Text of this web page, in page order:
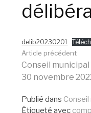
delib20230201
Lire
la
Article précédent
Conseil municipal
30 novembre
Publié dans Conseil
Étiqueté avec